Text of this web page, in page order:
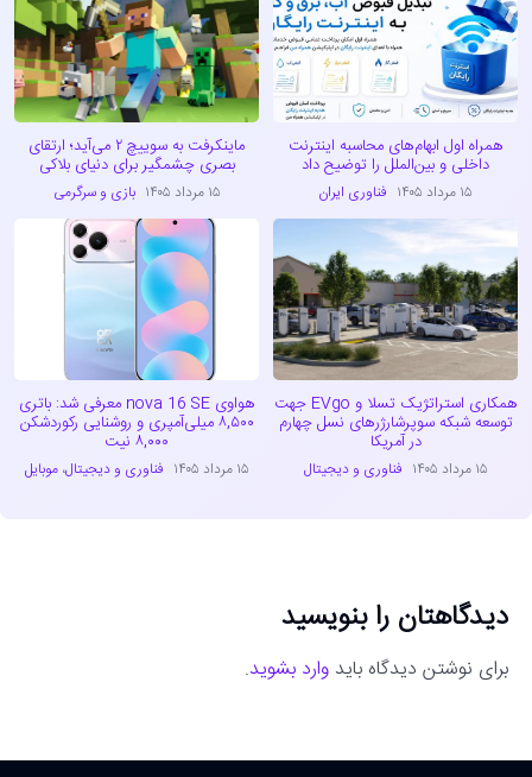
همراه اول ابهام‌های محاسبه اینترنت
داخلی و بین‌الملل را توضیح داد
۱۵ مرداد ۱۴۰۵ فناوری ایران
ماینکرفت به سوییچ ۲ می‌آید؛ ارتقای
بصری چشمگیر برای دنیای بلاکی
۱۵ مرداد ۱۴۰۵ بازی و سرگرمی
همکاری استراتژیک تسلا و EVgo جهت
توسعه شبکه سوپرشارژرهای نسل چهارم
در آمریکا
۱۵ مرداد ۱۴۰۵ فناوری و دیجیتال
هواوی nova 16 SE معرفی شد: باتری
۸,۵۰۰ میلی‌آمپری و روشنایی رکوردشکن
۸,۰۰۰ نیت
۱۵ مرداد ۱۴۰۵ فناوری و دیجیتال،موبایل
دیدگاهتان را بنویسید
برای نوشتن دیدگاه باید وارد بشوید.